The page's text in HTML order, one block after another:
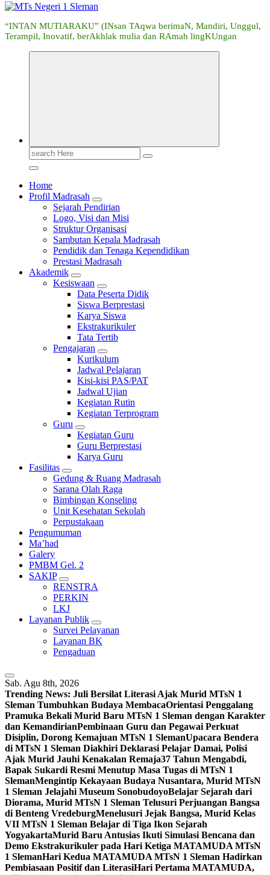
“INTAN MUTIARAKU” (INsan TAqwa berimaN, Mandiri, Unggul,
Terampil, Inovatif, berAkhlak mulia dan RAmah lingKUngan
Search
for:
Home
Profil Madrasah
Sejarah Pendirian
Logo, Visi dan Misi
Struktur Organisasi
Sambutan Kepala Madrasah
Pendidik dan Tenaga Kependidikan
Prestasi Madrasah
Akademik
Kesiswaan
Data Peserta Didik
Siswa Berprestasi
Karya Siswa
Ekstrakurikuler
Tata Tertib
Pengajaran
Kurikulum
Jadwal Pelajaran
Kisi-kisi PAS/PAT
Jadwal Ujian
Kegiatan Rutin
Kegiatan Terprogram
Guru
Kegiatan Guru
Guru Berprestasi
Karya Guru
Fasilitas
Gedung & Ruang Madrasah
Sarana Olah Raga
Bimbingan Konseling
Unit Kesehatan Sekolah
Perpustakaan
Pengumuman
Ma’had
Galery
PMBM Gel. 2
SAKIP
RENSTRA
PERKIN
LKJ
Layanan Publik
Survei Pelayanan
Layanan BK
Pengaduan
Sab. Agu 8th, 2026
Trending News: Juli Bersilat Literasi Ajak Murid MTsN 1
Sleman Tumbuhkan Budaya MembacaOrientasi Penggalang
Pramuka Bekali Murid Baru MTsN 1 Sleman dengan Karakter
dan KemandirianPembinaan Guru dan Pegawai Perkuat
Disiplin, Dorong Kemajuan MTsN 1 SlemanUpacara Bendera
di MTsN 1 Sleman Diakhiri Deklarasi Pelajar Damai, Polisi
Ajak Murid Jauhi Kenakalan Remaja37 Tahun Mengabdi,
Bapak Sukardi Resmi Menutup Masa Tugas di MTsN 1
SlemanMengintip Kekayaan Budaya Nusantara, Murid MTsN
1 Sleman Jelajahi Museum SonobudoyoBelajar Sejarah dari
Diorama, Murid MTsN 1 Sleman Telusuri Perjuangan Bangsa
di Benteng VredeburgMenelusuri Jejak Bangsa, Murid Kelas
VII MTsN 1 Sleman Belajar di Tiga Ikon Sejarah
YogyakartaMurid Baru Antusias Ikuti Simulasi Bencana dan
Demo Ekstrakurikuler pada Hari Ketiga MATAMUDA MTsN
1 SlemanHari Kedua MATAMUDA MTsN 1 Sleman Hadirkan
Pembiasaan Positif dan LiterasiHari Pertama MATAMUDA,